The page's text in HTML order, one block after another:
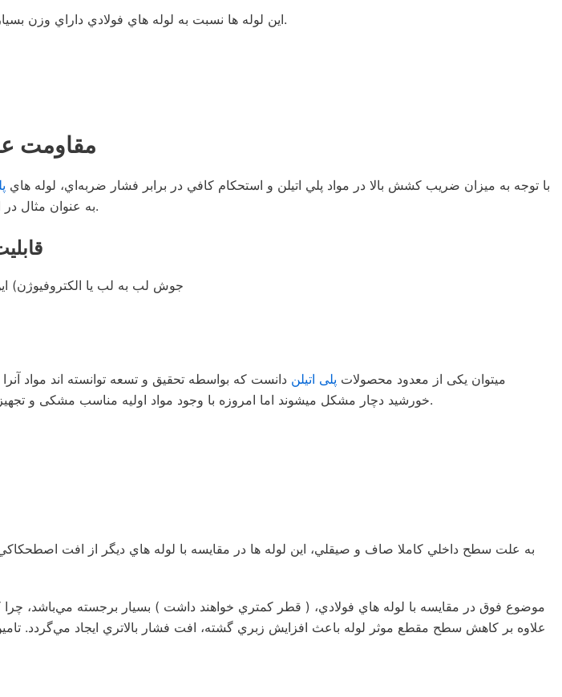
اين لوله ها نسبت به لوله هاي فولادي داراي وزن بسيار كمتري بوده، در نتيجه حمل و نقل و انبار نمودن آنها آسانتر بوده و با هزينه كمتري انجام مي‌شود.
6- مقاومت
با توجه به ميزان ضريب كشش بالا در مواد پلي اتيلن و استحكام كافي در برابر فشار ضربه‌اي، لوله هاي
به عنوان مثال در اطلاعات خسارات وارد بر لوله پلي اتيلني در اثر زلزله کوبه ژاپن میزان خسارات صفر بوده است.
7-
جوش لب به لب يا الكتروفيوژن)
میتوان یکی از معدود محصولات پلی اتیلن دانست که بواسطه تحقیق و تسعه توانسته‌ اند مواد
خورشید دچار مشکل میشوند اما امروزه با وجود مواد اولیه مناسب مشکی و تجهیزات تولید مدرن دیگر نگران این موضوع نباید بود و مقاومت دربرابر خورشید بسیار بالا رفته است.
به علت سطح داخلي كاملا صاف و صيقلي، اين لوله ها در مقايسه با لوله هاي ديگر از افت
موضوع فوق در مقايسه با لوله هاي فولادي، ( قطر كمتري خواهند داشت ) بسيار برجسته مي‌باشد،
علاوه بر كاهش سطح مقطع موثر لوله باعث افزايش زبري گشته، افت فشار بالاتري ايجاد مي‌گردد. تامين